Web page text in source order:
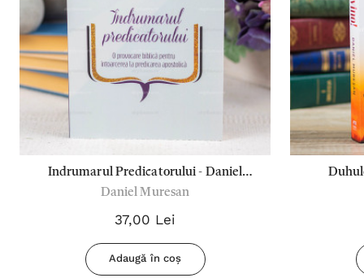
Indrumarul Predicatorului - Daniel
Muresan
Daniel Muresan
37,00 Lei
Adaugă în coș